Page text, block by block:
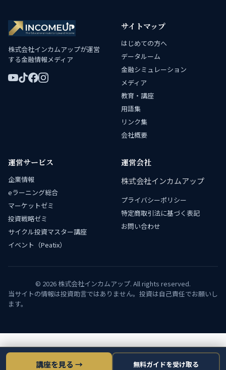
講座を見る → 無料ガイドを受け取る
株式会社インカムアップが運営
する金融情報メディア
サイトマップ
はじめての方へ
データルーム
金融シミュレーション
メディア
教育・講座
用語集
リンク集
会社概要
運営サービス
企業情報
eラーニング総合
マーケットゼミ
投資戦略ゼミ
サイクル投資マスター講座
イベント（Peatix）
運営会社
株式会社インカムアップ
プライバシーポリシー
特定商取引法に基づく表記
お問い合わせ
© 2026 株式会社インカムアップ. All rights reserved.
当サイトの情報は投資助言ではありません。投資は自己責任でお願いし
ます。